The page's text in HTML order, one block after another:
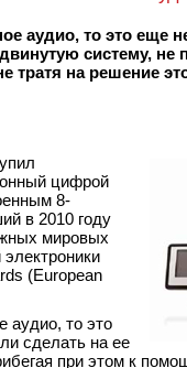
аудио, то это еще
систему, не
тратя на решение
цифрой
8-
в 2010 году
мировых
(European
аудио, то это
сделать на ее
при этом к